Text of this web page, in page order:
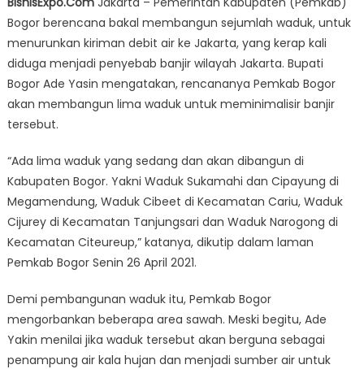
Banjir
Jakarta,
Pemkab
Bogor
Bakal
Bangun
Bogor berencana bakal membangun sejumlah waduk, untuk
menurunkan kiriman debit air ke Jakarta, yang kerap kali
diduga menjadi penyebab banjir wilayah Jakarta. Bupati
Bogor Ade Yasin mengatakan, rencananya Pemkab Bogor
akan membangun lima waduk untuk meminimalisir banjir
tersebut.
“Ada lima waduk yang sedang dan akan dibangun di
Kabupaten Bogor. Yakni Waduk Sukamahi dan Cipayung di
Megamendung, Waduk Cibeet di Kecamatan Cariu, Waduk
Cijurey di Kecamatan Tanjungsari dan Waduk Narogong di
Kecamatan Citeureup,” katanya, dikutip dalam laman
Pemkab Bogor Senin 26 April 2021.
Demi pembangunan waduk itu, Pemkab Bogor
mengorbankan beberapa area sawah. Meski begitu, Ade
Yakin menilai jika waduk tersebut akan berguna sebagai
penampung air kala hujan dan menjadi sumber air untuk